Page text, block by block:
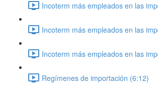
Incoterm más empleados en las
Incoterm más empleados en las
Incoterm más empleados en las
Regímenes de importación (6:12)